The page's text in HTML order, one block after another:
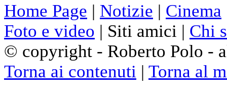
Home Page | Notizie | Cinema
Foto e video | Siti amici | Chi
© copyright - Roberto Polo -
Torna ai contenuti | Torna al